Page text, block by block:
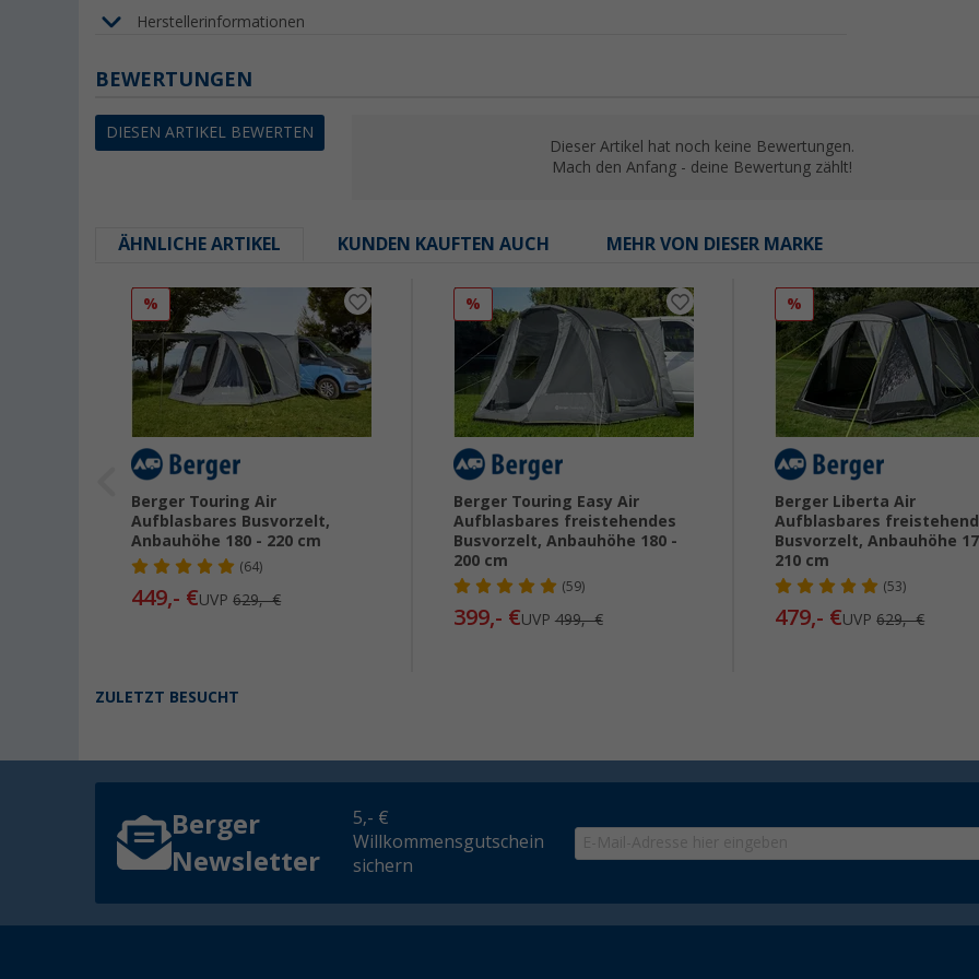
Herstellerinformationen
BEWERTUNGEN
DIESEN ARTIKEL BEWERTEN
Dieser Artikel hat noch keine Bewertungen.
Mach den Anfang - deine Bewertung zählt!
ÄHNLICHE ARTIKEL KUNDEN KAUFTEN AUCH MEHR VON DIESER MARKE
%
Berger Touring Air
Aufblasbares Busvorzelt,
Anbauhöhe 180 - 220 cm
(64)
449,- €UVP629,- €
%
Berger Touring Easy Air
Aufblasbares freistehendes
Busvorzelt, Anbauhöhe 180 -
200 cm
(59)
399,- €UVP 499,- €
%
Berger Liberta Air
Aufblasbares
Busvorzelt, Anbauhöhe
210 cm
(53)
479,- €UVP629,- €
ZULETZT BESUCHT
Berger
Newsletter
5,- €
Willkommensgutschein
sichern